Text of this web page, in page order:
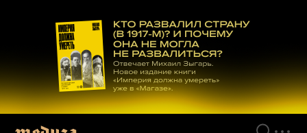
материалам